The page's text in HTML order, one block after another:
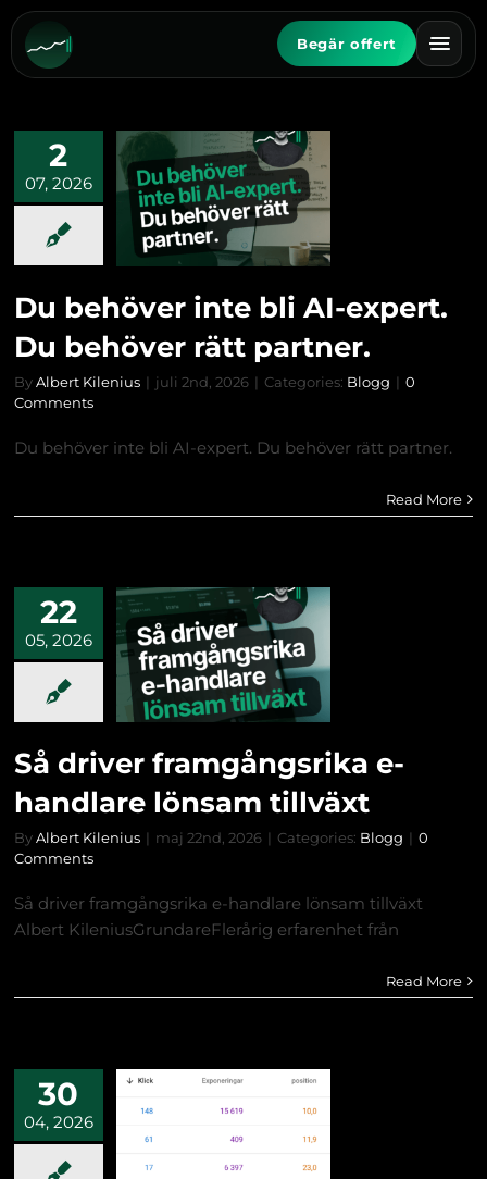
Fortsätt
innehållet
Begär offert
2
07, 2026
Du behöver inte bli AI-expert.
Du behöver rätt partner.
ByAlbert Kilenius | juli 2nd, 2026 | Categories: Blogg | 0
Comments
Du behöver inte bli AI-expert. Du behöver rätt partner.
Read More
22
05, 2026
Så driver framgångsrika e-
handlare lönsam tillväxt
ByAlbert Kilenius | maj 22nd, 2026 | Categories: Blogg | 0
Comments
Så driver framgångsrika e-handlare lönsam tillväxt
Albert KileniusGrundareFlerårig erfarenhet från
Read More
30
04, 2026